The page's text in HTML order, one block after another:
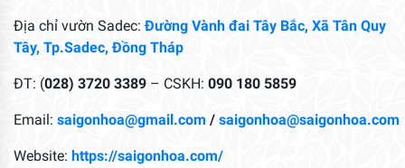
Địa chỉ vườn Sadec:Đường Vành đai Tây Bắc, Xã Tân Quy
Tây, Tp.Sadec, Đồng Tháp
ĐT: (028) 3720 3389 – CSKH: 090 180 5859
Email: saigonhoa@gmail.com / saigonhoa@saigonhoa.com
Website: https://saigonhoa.com/